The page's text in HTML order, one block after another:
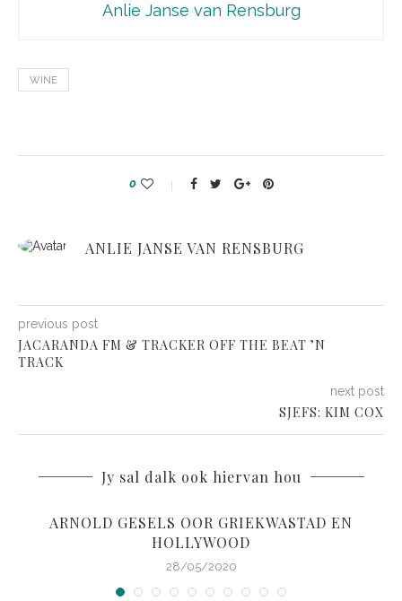
Anlie Janse van Rensburg
WINE
0
ANLIE JANSE VAN RENSBURG
previous post
JACARANDA FM & TRACKER OFF THE BEAT ’N
TRACK
next post
SJEFS: KIM COX
Jy sal dalk ook hiervan hou
ARNOLD GESELS OOR GRIEKWASTAD EN
HOLLYWOOD
28/05/2020